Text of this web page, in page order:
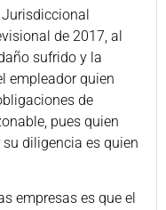
Jurisdiccional
de 2017, al
sufrido y la
empleador quien
de
pues quien
diligencia es quien
empresas es que el